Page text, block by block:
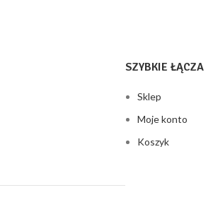
SZYBKIE ŁĄCZA
Sklep
Moje konto
Koszyk